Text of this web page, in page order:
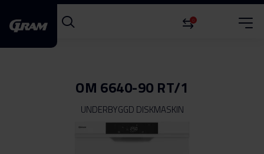
0
OM 6640-90 RT/1
UNDERBYGGD DISKMASKIN